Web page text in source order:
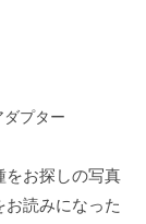
プター
をお探しの写真
読みになった